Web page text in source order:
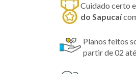
Cuidado certo
do Sapucaí
Planos feitos
partir de 02